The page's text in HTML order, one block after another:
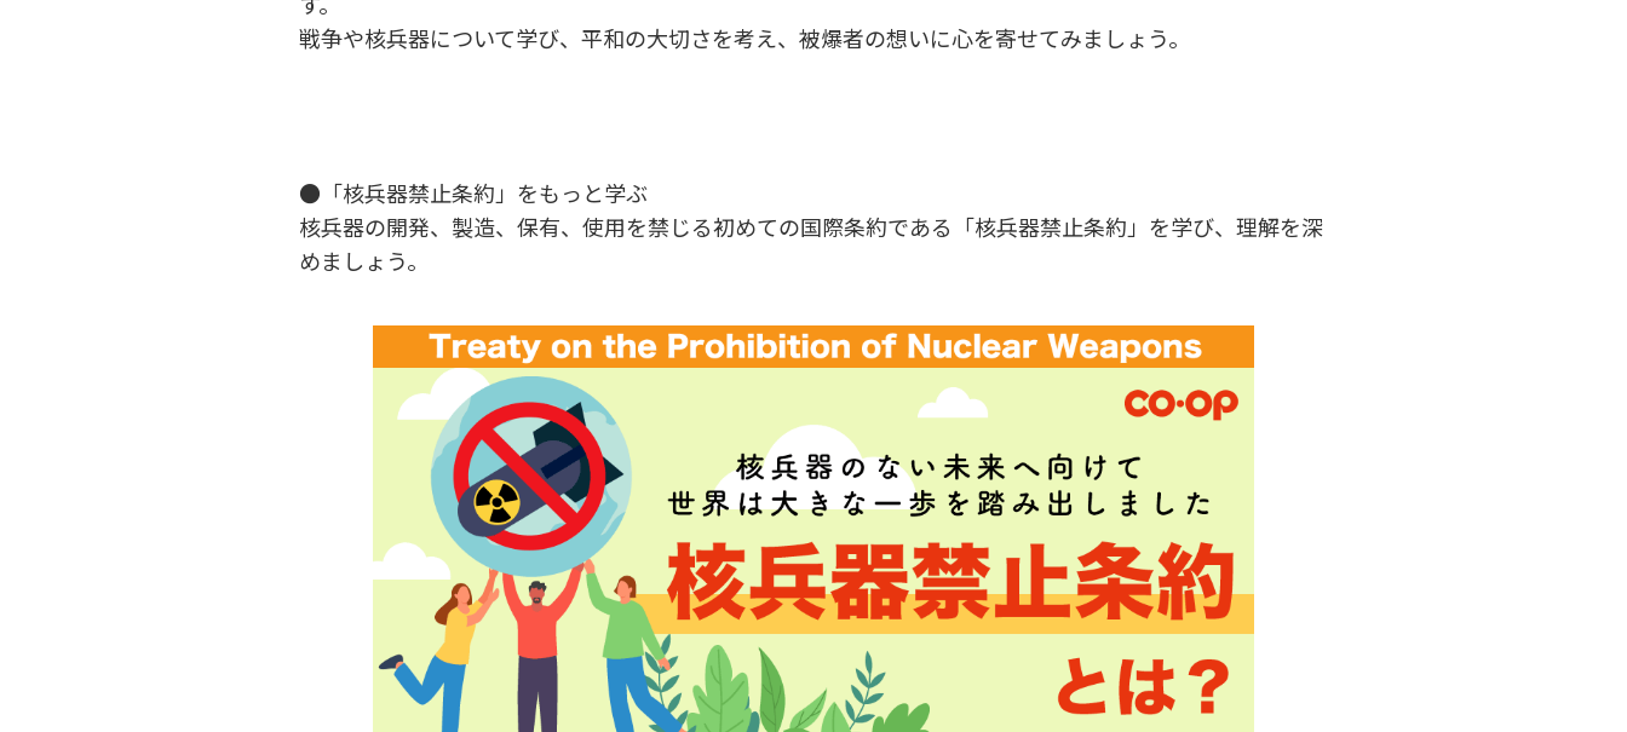
戦争や核兵器について学び、平和の大切さを考え、被爆者の想いに心を寄せてみましょう。
●「核兵器禁止条約」をもっと学ぶ
核兵器の開発、製造、保有、使用を禁じる初めての国際条約である「核兵器禁止条約」を学び、理解を深
めましょう。